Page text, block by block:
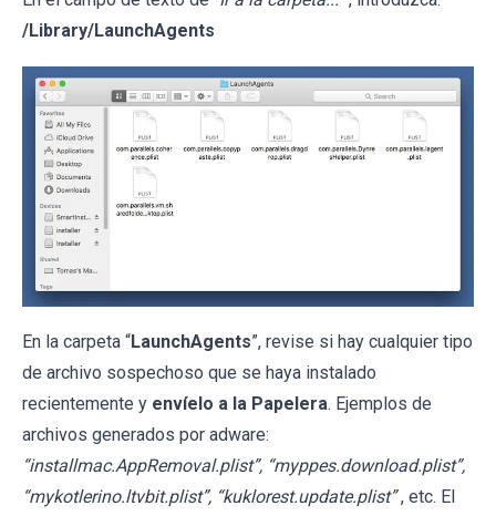
/Library/LaunchAgents
En la carpeta “LaunchAgents”, revise si hay cualquier tipo
de archivo sospechoso que se haya instalado
recientemente y envíelo a la Papelera. Ejemplos de
archivos generados por adware:
“installmac.AppRemoval.plist”, “myppes.download.plist”,
“mykotlerino.ltvbit.plist”, “kuklorest.update.plist” , etc. El